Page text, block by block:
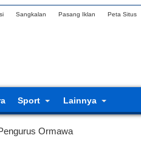
Sangkalan Pasang Iklan Peta Situs
Sport Lainnya
Ormawa